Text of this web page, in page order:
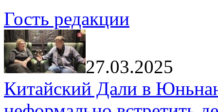
Гость редакции
27.03.2025
Китайский Дали в